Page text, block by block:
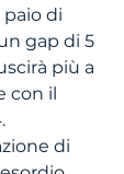
paio di
gap di 5
più a
con il
di